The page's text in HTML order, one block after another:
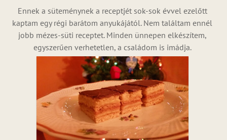
Ennek a süteménynek a receptjét sok-sok évvel ezelőtt
kaptam egy régi barátom anyukájától. Nem találtam ennél
jobb mézes-süti receptet. Minden ünnepen elkészítem,
egyszerűen verhetetlen, a családom is imádja.